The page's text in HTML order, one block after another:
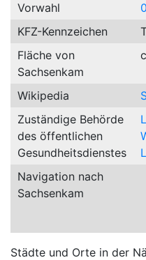
Vorwahl
KFZ-Kennzeichen
Fläche von
Sachsenkam
Wikipedia
Zuständige Behörde
des öffentlichen
Gesundheitsdienstes
Navigation nach
Sachsenkam
Städte und Orte in der